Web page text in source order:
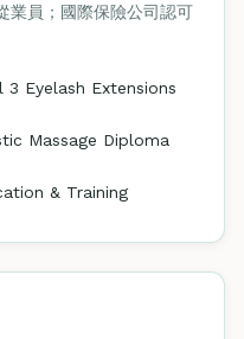
業員；國際保險公司認可
Eyelash Extensions
Massage Diploma
& Training